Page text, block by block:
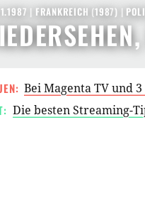
| FRANKREICH (1987) |
Bei Magenta TV und
Die besten Streaming-